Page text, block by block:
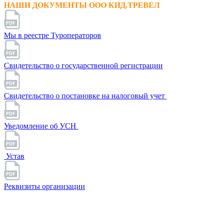
НАШИ ДОКУМЕНТЫ ООО КИД.ТРЕВЕЛ
Мы в реестре Туроператоров
Свидетельство о государственной регистрации
Свидетельство о постановке на налоговый учет
Уведомление об УСН
Устав
Реквизиты организации